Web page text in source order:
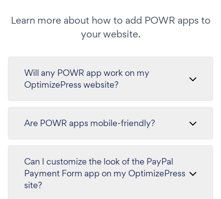
Learn more about how to add POWR apps to
your website.
Will any POWR app work on my
OptimizePress website?
Are POWR apps mobile-friendly?
Can I customize the look of the PayPal
Payment Form app on my OptimizePress
site?